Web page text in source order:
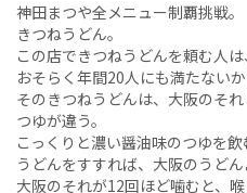
神田まつや全メニュー制覇挑戦。
きつねうどん。
この店できつねうどんを頼む人
おそらく年間20人にも満たないか
そのきつねうどんは、大阪のそ
つゆが違う。
こっくりと濃い醤油味のつゆを飲
うどんをすすれば、大阪のうどん
大阪のそれが12回ほど噛むと、